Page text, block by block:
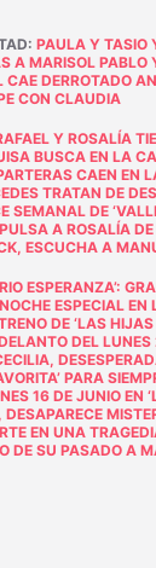
: PAULA Y TASIO
A MARISOL PABLO
CAE DERROTADO
CON CLAUDIA
Y ROSALÍA
BUSCA EN LA
CAEN EN
TRATAN DE
SEMANAL DE
A ROSALÍA
ESCUCHA A
ESPERANZA’:
ESPECIAL EN
DE ‘LAS
DEL LUNES
PARA
16 DE JUNIO EN
EN UNA
DE SU PASADO A